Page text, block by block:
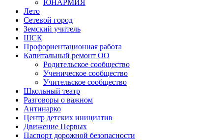
ЮНАРМИЯ
Лето
Сетевой город
Земский учитель
ШСК
Профориентационная работа
Капитальный ремонт ОО
Родительское сообщество
Ученическое сообщество
Учительское сообщество
Школьный театр
Разговоры о важном
Антинарко
Центр детских инициатив
Движение Первых
Паспорт дорожной безопасности